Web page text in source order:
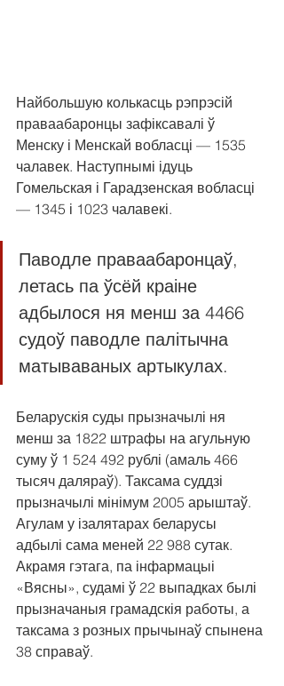
Найбольшую колькасць рэпрэсій
праваабаронцы зафіксавалі ў
Менску і Менскай вобласці — 1535
чалавек. Наступнымі ідуць
Гомельская і Гарадзенская вобласці
— 1345 і 1023 чалавекі.
Паводле праваабаронцаў,
летась па ўсёй краіне
адбылося ня менш за 4466
судоў паводле палітычна
матываваных артыкулах.
Беларускія суды прызначылі ня
менш за 1822 штрафы на агульную
суму ў 1 524 492 рублі (амаль 466
тысяч даляраў). Таксама суддзі
прызначылі мінімум 2005 арыштаў.
Агулам у ізалятарах беларусы
адбылі сама меней 22 988 сутак.
Акрамя гэтага, па інфармацыі
«Вясны», судамі ў 22 выпадках былі
прызначаныя грамадскія работы, а
таксама з розных прычынаў спынена
38 справаў.